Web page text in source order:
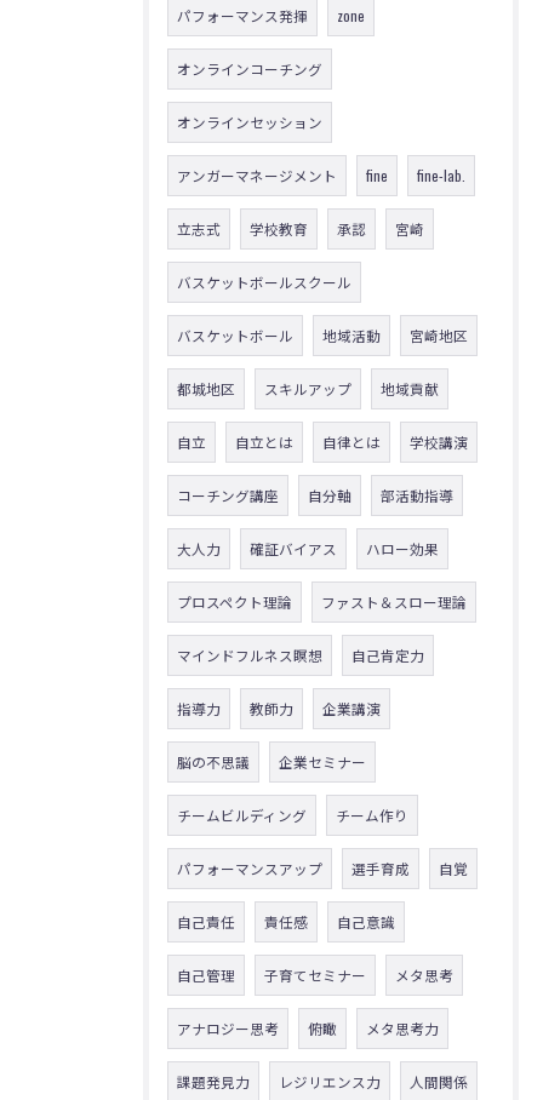
パフォーマンス発揮 zone
オンラインコーチング
オンラインセッション
アンガーマネージメント fine fine-lab.
立志式 学校教育 承認 宮崎
バスケットボールスクール
バスケットボール 地域活動 宮崎地区
都城地区 スキルアップ 地域貢献
自立 自立とは 自律とは 学校講演
コーチング講座 自分軸 部活動指導
大人力 確証バイアス ハロー効果
プロスペクト理論 ファスト＆スロー理論
マインドフルネス瞑想 自己肯定力
指導力 教師力 企業講演
脳の不思議 企業セミナー
チームビルディング チーム作り
パフォーマンスアップ 選手育成 自覚
自己責任 責任感 自己意識
自己管理 子育てセミナー メタ思考
アナロジー思考 俯瞰 メタ思考力
課題発見力 レジリエンス力 人間関係